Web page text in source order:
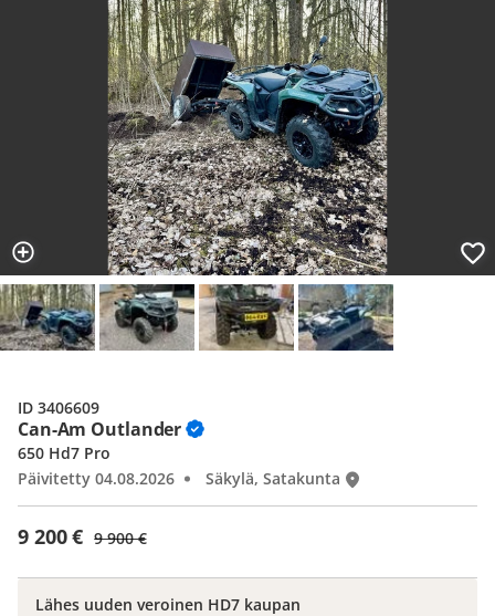
Can-Am Outlander
9 200 € 9 900 €
650 Hd7 Pro
Päivitetty 04.08.2026
Säkylä, Satakunta
ID 3406609
Lähes uuden veroinen HD7 kaupan